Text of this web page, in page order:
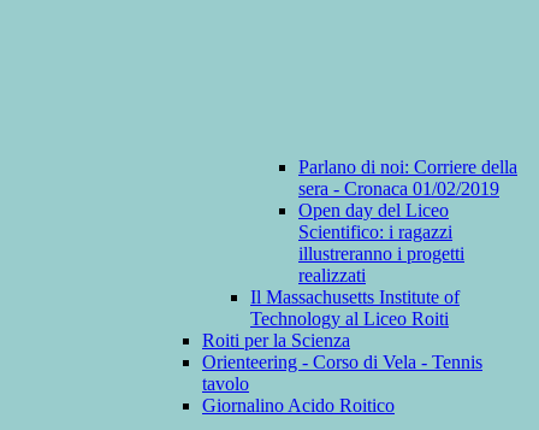
Parlano di noi: Corriere della
sera - Cronaca 01/02/2019
Open day del Liceo
Scientifico: i ragazzi
illustreranno i progetti
realizzati
Il Massachusetts Institute of
Technology al Liceo Roiti
Roiti per la Scienza
Orienteering - Corso di Vela - Tennis
tavolo
Giornalino Acido Roitico